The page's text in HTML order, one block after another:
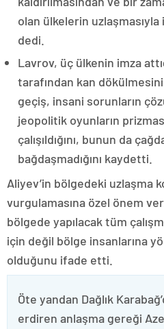
olan ülkelerin
dedi.
Lavrov, üç ülkenin imza
tarafından kan
geçiş, insani sorunların
jeopolitik oyunların
çalışıldığını, bunun da
bağdaşmadığını kaydetti.
Aliyev’in bölgedeki uzlaşma
vurgulamasına özel önem
bölgede yapılacak tüm
için değil bölge insanlarına
olduğunu ifade etti.
Öte yandan Dağlık
erdiren anlaşma gereği